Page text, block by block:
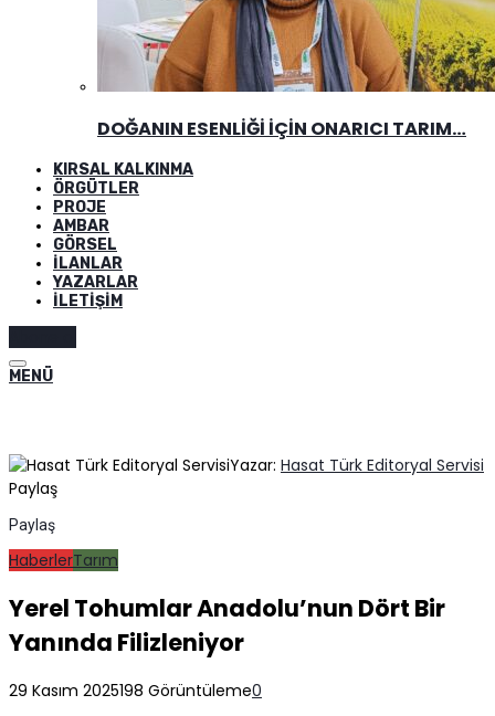
DOĞANIN ESENLIĞI İÇIN ONARICI TARIM…
KIRSAL KALKINMA
ÖRGÜTLER
PROJE
AMBAR
GÖRSEL
İLANLAR
YAZARLAR
İLETIŞIM
MENÜ
Yazar: Hasat Türk Editoryal Servisi
Paylaş
Paylaş
HaberlerTarım
Yerel Tohumlar Anadolu’nun Dört Bir
Yanında Filizleniyor
29 Kasım 2025198 Görüntüleme0